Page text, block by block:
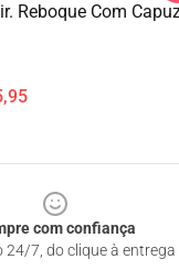
Reboque Com
com confiança
24/7, do clique à entrega